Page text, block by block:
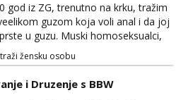
god iz ZG, trenutno na krku, tražim
guzom koja voli anal i da joj
u guzu. Muski homoseksualci,
odjebite, ne zanimate me. Bilo
opcenito (gotovina) ili
(aircash, paysafecard, bonovi) ne
Javit se prvo porukom na
žensku osobu
i Druzenje s BBW